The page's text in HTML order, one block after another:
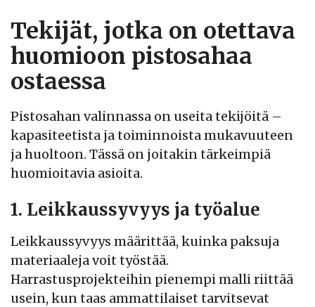
Tekijät, jotka on otettava
huomioon pistosahaa
ostaessa
Pistosahan valinnassa on useita tekijöitä –
kapasiteetista ja toiminnoista mukavuuteen
ja huoltoon. Tässä on joitakin tärkeimpiä
huomioitavia asioita.
1. Leikkaussyvyys ja työalue
Leikkaussyvyys määrittää, kuinka paksuja
materiaaleja voit työstää.
Harrastusprojekteihin pienempi malli riittää
usein, kun taas ammattilaiset tarvitsevat